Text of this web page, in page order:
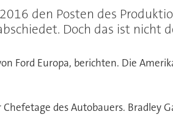
den Posten des
Doch das ist nicht
Ford Europa, berichten. Die
des Autobauers.